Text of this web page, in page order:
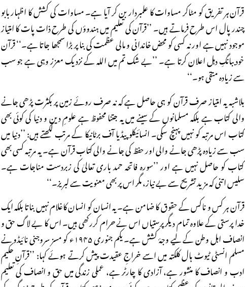
قرآن ہر تفریق کو مٹاکر مساوات کا علمبردار بن کر آیا ہے۔ مساوات کی کشش کا اظہار بابو
چندر پال اس طرح فرماتے ہیں۔ ’’قرآن کی تعلیم میں ہندوؤں کی طرح ذات پات کا امتیاز
موجود نہیں ہے اور نہ کسی کو محض خاندانی و مالی عظمت کی بنا پر بڑا سمجھا جاتا ہے۔‘‘ قرآن
خود ببانگِ دہل اعلان کرتا ہے۔ ’’بے شک تم میں اللہ کے نزدیک معزز وہی ہے جو سب
سے زیادہ متقی ہو۔‘‘
بلاشبہ یہ امتیاز صرف قرآن کو ہی حاصل ہے کہ نہ صرف روئے زمین پر بکثرت پڑھی جانے
والی کتاب ہے بلکہ مسلمانوں کے سینے میں یہ جتنا محفوظ ہے علومِ دین و دنیا کی کوئی بھی
کتاب اس مرتبہ کو نہیں پہنچ سکی۔ انسائیکلوپیڈیا آف برٹانیکا کے مرتب لکھتے ہیں: ’’دنیا میں
سب سے زیادہ پڑھی جانے والی اور حفظ کی جانے والی کتاب قرآن ہے۔ یہ مرتبہ کسی بھی
کتاب کو حاصل نہیں ہے اور ’’سورہ فاتحہ حمد باری تعالیٰ کی زبردست مناجات ہے۔
سلیس اتنی کہ مزید تشریح سے بے نیاز، مگر اس پر بھی معنویت سے لبریز۔‘‘
قرآن ہر کس و ناکس کے حقوق کا ضامن ہے۔ یہ انسان کو انسان کاغلام نہیں بناتا بلکہ ایک
خدا پرستی کے علاوہ تمام دیگر پرستیاں اس نے حرام کررکھی ہیں۔ اس کا بے لاگ حق و
انصاف اہل وطن کے لیے وجۂ کشش ہے۔ یکم جنوری ۱۹۴۵ء کو مسز سروجنی نائیڈو نے
مسلم انسٹی ٹیوٹ ہال کلکتہ میں اسے خراجِ عقیدت پیش کرتے ہوئے کہا: ’’قرآنِ حکیم
ادب و انصاف کا منشور ہے، آزادی کا چارٹر ہے، عملی زندگی میں حق و انصاف کی تعلیم